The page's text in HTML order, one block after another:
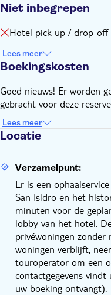
Niet inbegrepen
Hotel pick-up / drop-off
Lees meer
Boekingskosten
Goed nieuws! Er worden
gebracht voor deze
Lees meer
Locatie
Verzamelpunt:
Er is een
San Isidro en het
minuten voor de
lobby van het hotel.
privéwoningen zonder
woningen verblijft,
touroperator om een
contactgegevens
uw boeking ontvangt).